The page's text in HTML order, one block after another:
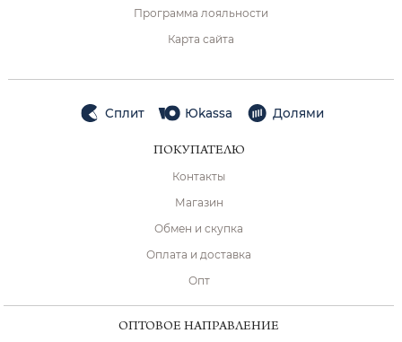
Программа лояльности
Карта сайта
Сплит Юkassa Долями
ПОКУПАТЕЛЮ
Контакты
Магазин
Обмен и скупка
Оплата и доставка
Опт
ОПТОВОЕ НАПРАВЛЕНИЕ